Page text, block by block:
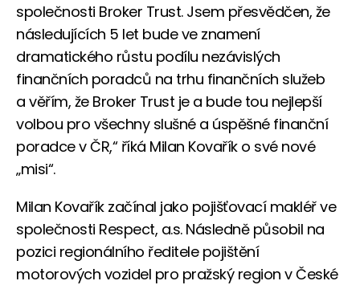
společnosti Broker Trust. Jsem přesvědčen, že
následujících 5 let bude ve znamení
dramatického růstu podílu nezávislých
finančních poradců na trhu finančních služeb
a věřím, že Broker Trust je a bude tou nejlepší
volbou pro všechny slušné a úspěšné finanční
poradce v ČR,“ říká Milan Kovařík o své nové
„misi“.
Milan Kovařík začínal jako pojišťovací makléř ve
společnosti Respect, a.s. Následně působil na
pozici regionálního ředitele pojištění
motorových vozidel pro pražský region v České